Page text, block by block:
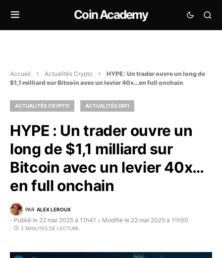
Coin Academy
Accueil Actualités Crypto
HYPE : Un trader ouvre un long de
$1,1 milliard sur Bitcoin avec un levier 40x… en full onchain
ACTUALITÉS CRYPTO ACTUALITÉS DEFI
HYPE : Un trader ouvre un
long de $1,1 milliard sur
Bitcoin avec un levier 40x…
en full onchain
PAR ALEX LEROUX
Publié le 22 mai 2025 à 11h41 • Modifié le 22 mai 2025 à 11h50
2 MINUTES DE LECTURE